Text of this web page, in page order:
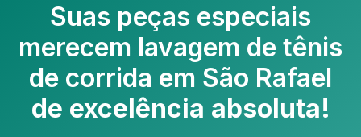
Suas peças especiais
merecem lavagem de tênis
de corrida em São Rafael
de excelência absoluta!